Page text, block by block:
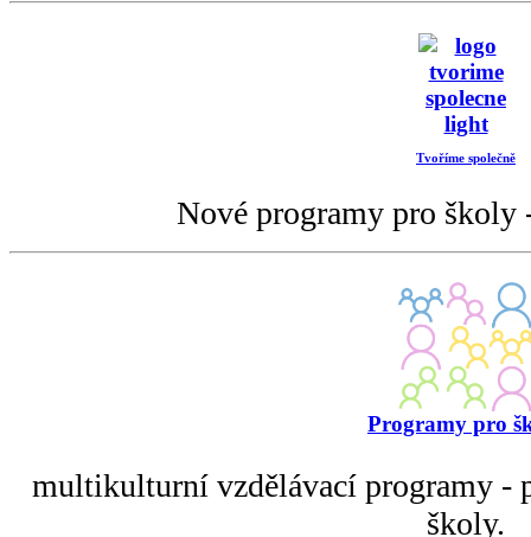
Tvoříme společně
Nové programy pro
Programy pro
multikulturní vzdělávací programy -
školy.